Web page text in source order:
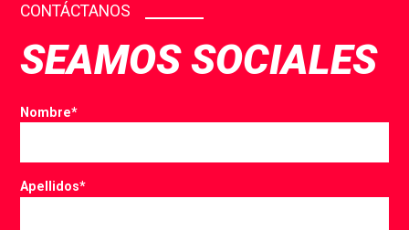
CONTÁCTANOS
SEAMOS SOCIALES
Nombre*
Apellidos*